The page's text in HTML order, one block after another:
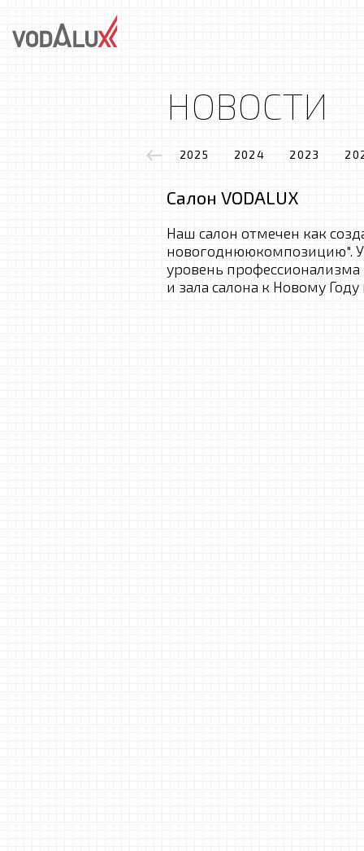
НОВОСТИ
2025 2024 2023
Салон VODALUX
Наш салон отмечен как
новогоднююкомпозицию".
уровень
и зала салона к Новому